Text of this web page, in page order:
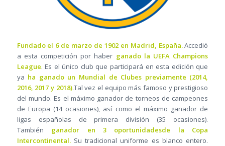
Fundado el 6 de marzo de 1902 en Madrid, España.Accedió
a esta competición por haber ganado la UEFA Champions
League. Es el único club que participará en esta edición que
ya ha ganado un Mundial de Clubes previamente (2014,
2016, 2017 y 2018).Tal vez el equipo más famoso y prestigioso
del mundo. Es el máximo ganador de torneos de campeones
de Europa (14 ocasiones), así como el máximo ganador de
ligas españolas de primera división (35 ocasiones).
También ganador en 3 oportunidadesde la Copa
Intercontinental.Su tradicional uniforme es blanco entero.